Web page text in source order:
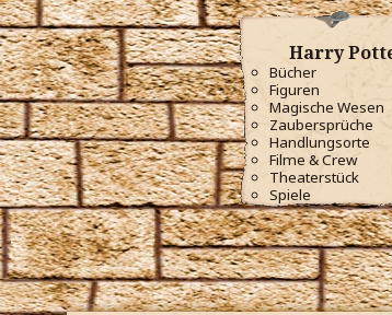
Harry
Bücher
Figuren
Magische Wesen
Zaubersprüche
Handlungsorte
Filme & Crew
Theaterstück
Spiele